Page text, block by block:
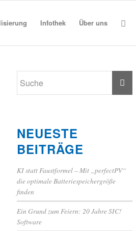
Infothek Über uns
NEUESTE
BEITRÄGE
KI statt Faustformel – Mit „perfectPV“
die optimale Batteriespeichergröße
finden
Ein Grund zum Feiern: 20 Jahre SIC!
Software